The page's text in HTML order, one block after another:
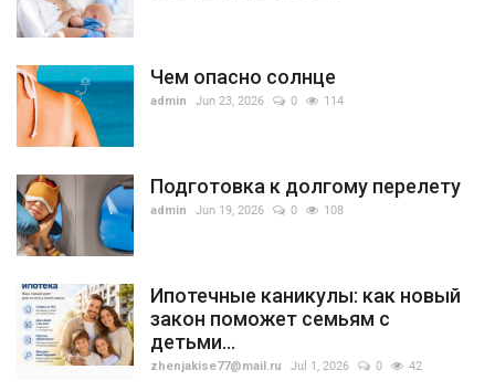
Чем опасно солнце
admin Jun 23, 2026 0 114
Подготовка к долгому перелету
admin Jun 19, 2026 0 108
Ипотечные каникулы: как новый
закон поможет семьям с
детьми...
zhenjakise77@mail.ru Jul 1, 2026 0 42